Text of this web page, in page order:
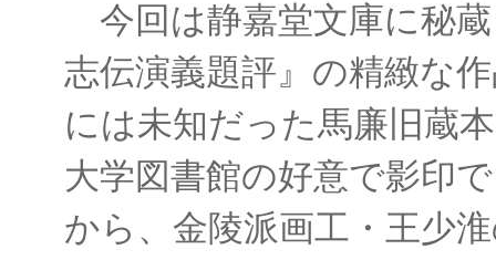
今回は静嘉堂文庫に秘
志伝演義題評』の精緻な
には未知だった馬廉旧蔵
大学図書館の好意で影印
から、金陵派画工・王少